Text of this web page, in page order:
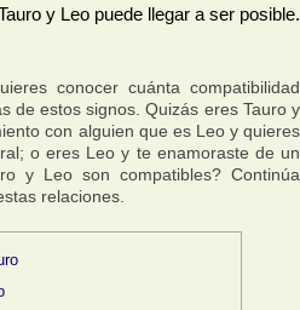
y Leo puede llegar a ser posible.
conocer cuánta compatibilidad
de estos signos. Quizás eres Tauro y
con alguien que es Leo y quieres
o eres Leo y te enamoraste de un
y Leo son compatibles? Continúa
relaciones.